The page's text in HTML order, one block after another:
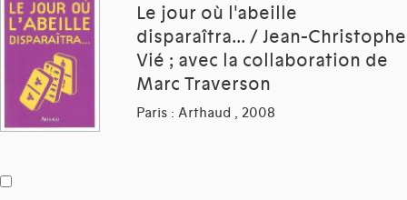
Le jour où l'abeille
disparaîtra... / Jean-Christophe
Vié ; avec la collaboration de
Marc Traverson
Paris : Arthaud , 2008